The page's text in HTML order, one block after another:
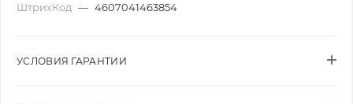
ШтрихКод — 4607041463854
УСЛОВИЯ ГАРАНТИИ